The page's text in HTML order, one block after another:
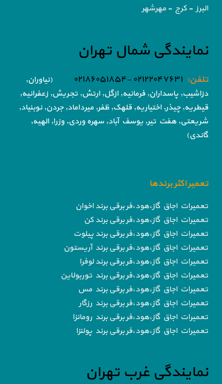
البرز - کرج - مهرشهر
نمایندگی شمال تهران
تلفن: ۰۲۱۲۲۰۴۷۶۳۱ -۰۲۱۸۶۰۵۱۸۵۴
(نیاوران,
دزاشیب, پاسداران, فرمانیه, ازگل, ارتش, تجریش, زعفرانیه,
قیطریه, چیذر, اختیاریه, قلهک, ظفر, میرداماد, جردن, نوبنیاد,
شریعتی, هفت تیر, یوسف آباد, سهره وردی, وزرا, الهیه,
گاندی)
تعمیر اکثر برندها
تعمیرات اجاق گاز،هود،فر برقی برند اخوان
تعمیرات اجاق گاز،هود،فر برقی برند کن
تعمیرات اجاق گاز،هود،فر برقی برند پیلوت
تعمیرات اجاق گاز،هود،فر برقی برند آریستون
تعمیرات اجاق گاز،هود،فر برقی برند لوفرا
تعمیرات اجاق گاز،هود،فر برقی برند توربولاین
تعمیرات اجاق گاز،هود،فر برقی برند مس
تعمیرات اجاق گاز،هود،فر برقی برند رزگار
تعمیرات اجاق گاز،هود،فر برقی برند رومانزا
تعمیرات اجاق گاز،هود،فر برقی برند پولنزا
نمایندگی غرب تهران